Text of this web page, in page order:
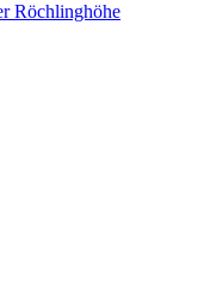
Röchlinghöhe